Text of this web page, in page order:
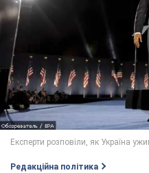
Редакційна політика